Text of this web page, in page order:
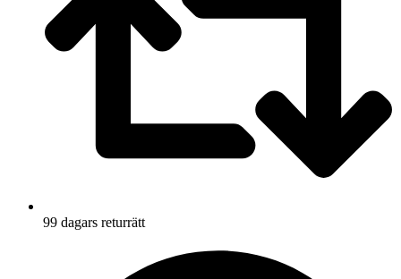
99 dagars returrätt